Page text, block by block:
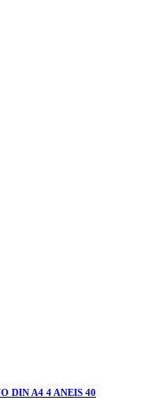
DIN A4 4 ANEIS 40